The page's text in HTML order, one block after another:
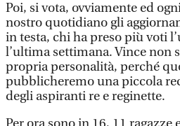
Poi, si vota, ovviamente ed
nostro quotidiano gli
in testa, chi ha preso più voti
l’ultima settimana. Vince non
propria personalità, perché
pubblicheremo una piccola
degli aspiranti re e reginette.